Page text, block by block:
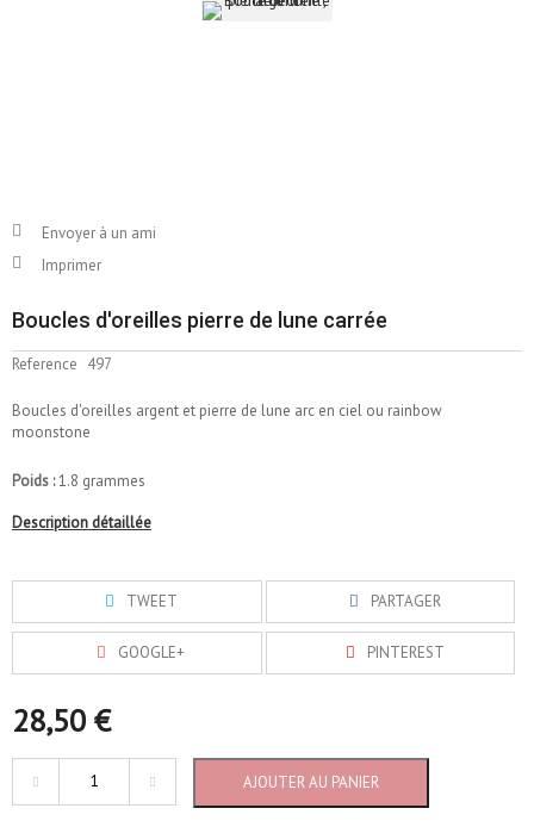
Envoyer à un ami
Imprimer
Boucles d'oreilles pierre de lune carrée
Reference 497
Boucles d'oreilles argent et pierre de lune arc en ciel ou rainbow
moonstone
Poids :1.8 grammes
Description détaillée
TWEET PARTAGER
GOOGLE+ PINTEREST
28,50 €
AJOUTER AU PANIER